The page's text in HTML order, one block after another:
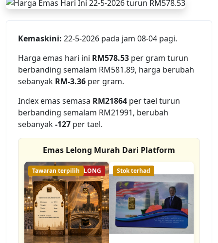
Kemaskini: 22-5-2026 pada jam 08-04 pagi.
Harga emas hari ini RM578.53 per gram turun
berbanding semalam RM581.89, harga berubah
sebanyak RM-3.36 per gram.
Index emas semasa RM21864 per tael turun
berbanding semalam RM21991, berubah
sebanyak-127 per tael.
Emas Lelong Murah Dari Platform
57% LELONG
Tawaran terpilih Stok terhad